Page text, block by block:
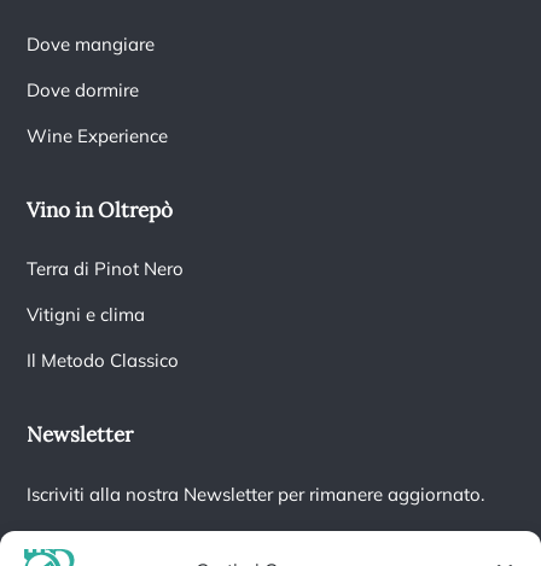
Dove mangiare
Dove dormire
Wine Experience
Vino in Oltrepò
Terra di Pinot Nero
Vitigni e clima
Il Metodo Classico
Newsletter
Iscriviti alla nostra Newsletter per rimanere aggiornato.